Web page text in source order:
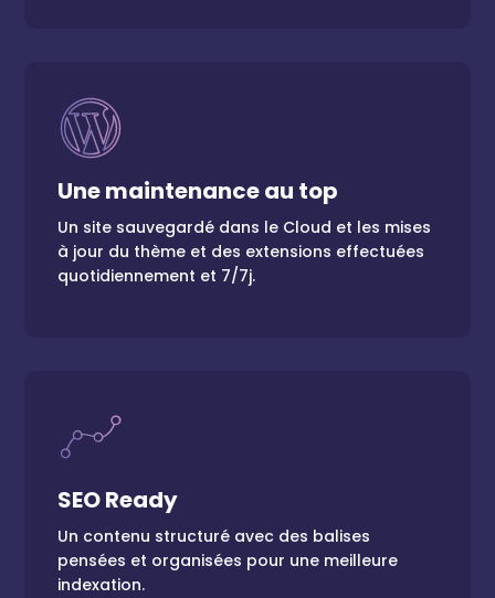
Une maintenance au top
Un site sauvegardé dans le Cloud et les mises
à jour du thème et des extensions effectuées
quotidiennement et 7/7j.
Plus besoin de stresser pour maintenir votre
site à jour. Tout est toujours à jour !
SEO Ready
Un contenu structuré avec des balises
pensées et organisées pour une meilleure
indexation.
Des moteurs de recherche heureux et un
contenu bien indéxé.